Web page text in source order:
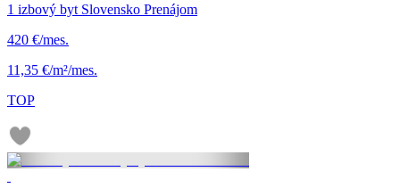
1 izbový byt Slovensko Prenájom
420 €/mes.
11,35 €/m²/mes.
TOP